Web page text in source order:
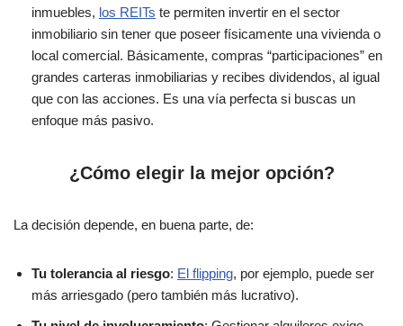
inmuebles, los REITs te permiten invertir en el sector
inmobiliario sin tener que poseer físicamente una vivienda o
local comercial. Básicamente, compras “participaciones” en
grandes carteras inmobiliarias y recibes dividendos, al igual
que con las acciones. Es una vía perfecta si buscas un
enfoque más pasivo.
¿Cómo elegir la mejor opción?
La decisión depende, en buena parte, de:
Tu tolerancia al riesgo: El flipping, por ejemplo, puede ser
más arriesgado (pero también más lucrativo).